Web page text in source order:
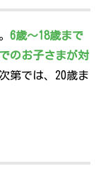
6歳～18歳まで
のお子さまが対
第では、20歳ま